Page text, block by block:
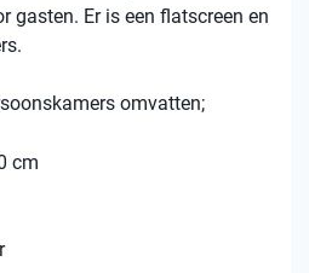
gasten. Er is een flatscreen en
omvatten;
cm